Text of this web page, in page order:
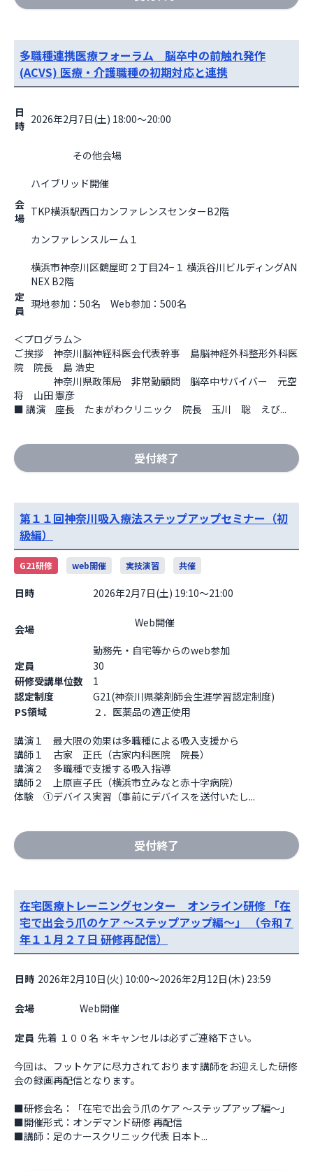
多職種連携医療フォーラム 脳卒中の前触れ発作
(ACVS) 医療・介護職種の初期対応と連携
日
時 2026年2月7日(土) 18:00～20:00
会
場
ハイブリッド開催
TKP横浜駅西口カンファレンスセンターB2階
カンファレンスルーム１
横浜市神奈川区鶴屋町２丁目24−１ 横浜谷川ビルディングAN
NEX B2階
定
員 現地参加：50名 Web参加：500名
＜プログラム＞
ご挨拶　神奈川脳神経科医会代表幹事　島脳神経外科整形外科医
院　院⾧　島 浩史
神奈川県政策局　非常勤顧問　脳卒中サバイバー　元空
将　山田 憲彦
■ 講演　座⾧　たまがわクリニック　院⾧　玉川　聡　えび...
受付終了
第１１回神奈川吸入療法ステップアップセミナー（初
級編）
G21研修 web開催 実技演習 共催
日時 2026年2月7日(土) 19:10～21:00
会場
勤務先・自宅等からのweb参加
定員
30
研修受講単位数
1
認定制度
G21(神奈川県薬剤師会生涯学習認定制度)
PS領域
２．医薬品の適正使用
講演１　最大限の効果は多職種による吸入支援から
講師１　古家　正氏（古家内科医院　院長）
講演２　多職種で支援する吸入指導
講師２　上原直子氏（横浜市立みなと赤十字病院）
体験　①デバイス実習（事前にデバイスを送付いたし...
受付終了
在宅医療トレーニングセンター オンライン研修 「在
宅で出会う爪のケア ～ステップアップ編～」 （令和７
年１１月２７日 研修再配信）
日時 2026年2月10日(火) 10:00～2026年2月12日(木) 23:59
会場
定員 先着 １００名 ＊キャンセルは必ずご連絡下さい。
今回は、フットケアに尽力されております講師をお迎えした研修
会の録画再配信となります。
■研修会名：「在宅で出会う爪のケア ～ステップアップ編～」
■開催形式：オンデマンド研修 再配信
■講師：足のナースクリニック代表 日本ト...